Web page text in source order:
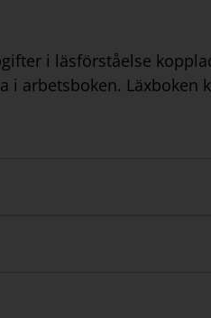
i läsförståelse
arbetsboken. Läxboken